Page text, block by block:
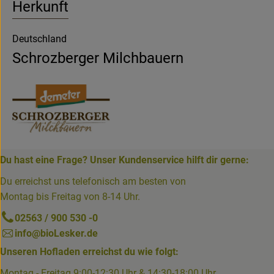
Herkunft
Deutschland
Schrozberger Milchbauern
Du hast eine Frage? Unser Kundenservice hilft dir gerne:
Du erreichst uns telefonisch am besten von
Montag bis Freitag von 8-14 Uhr.
02563 / 900 530 -0
info@bioLesker.de
Unseren Hofladen erreichst du wie folgt: